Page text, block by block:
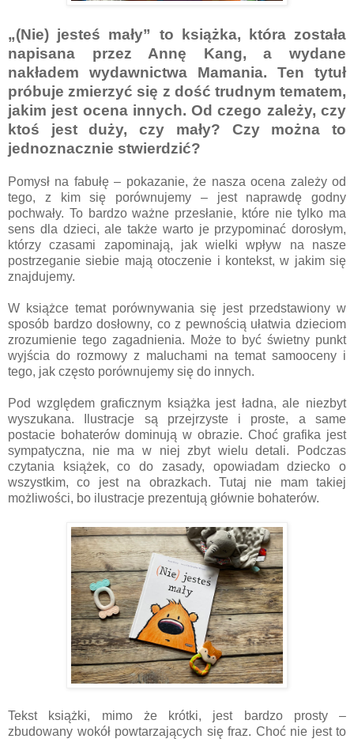
„(Nie) jesteś mały” to książka, która została
napisana przez Annę Kang, a wydane
nakładem wydawnictwa Mamania. Ten tytuł
próbuje zmierzyć się z dość trudnym tematem,
jakim jest ocena innych. Od czego zależy, czy
ktoś jest duży, czy mały? Czy można to
jednoznacznie stwierdzić?
Pomysł na fabułę – pokazanie, że nasza ocena zależy od
tego, z kim się porównujemy – jest naprawdę godny
pochwały. To bardzo ważne przesłanie, które nie tylko ma
sens dla dzieci, ale także warto je przypominać dorosłym,
którzy czasami zapominają, jak wielki wpływ na nasze
postrzeganie siebie mają otoczenie i kontekst, w jakim się
znajdujemy.
W książce temat porównywania się jest przedstawiony w
sposób bardzo dosłowny, co z pewnością ułatwia dzieciom
zrozumienie tego zagadnienia. Może to być świetny punkt
wyjścia do rozmowy z maluchami na temat samooceny i
tego, jak często porównujemy się do innych.
Pod względem graficznym książka jest ładna, ale niezbyt
wyszukana. Ilustracje są przejrzyste i proste, a same
postacie bohaterów dominują w obrazie. Choć grafika jest
sympatyczna, nie ma w niej zbyt wielu detali. Podczas
czytania książek, co do zasady, opowiadam dziecko o
wszystkim, co jest na obrazkach. Tutaj nie mam takiej
możliwości, bo ilustracje prezentują głównie bohaterów.
Tekst książki, mimo że krótki, jest bardzo prosty –
zbudowany wokół powtarzających się fraz. Choć nie jest to